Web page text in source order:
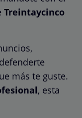
Treintaycinco
más te guste.
, esta